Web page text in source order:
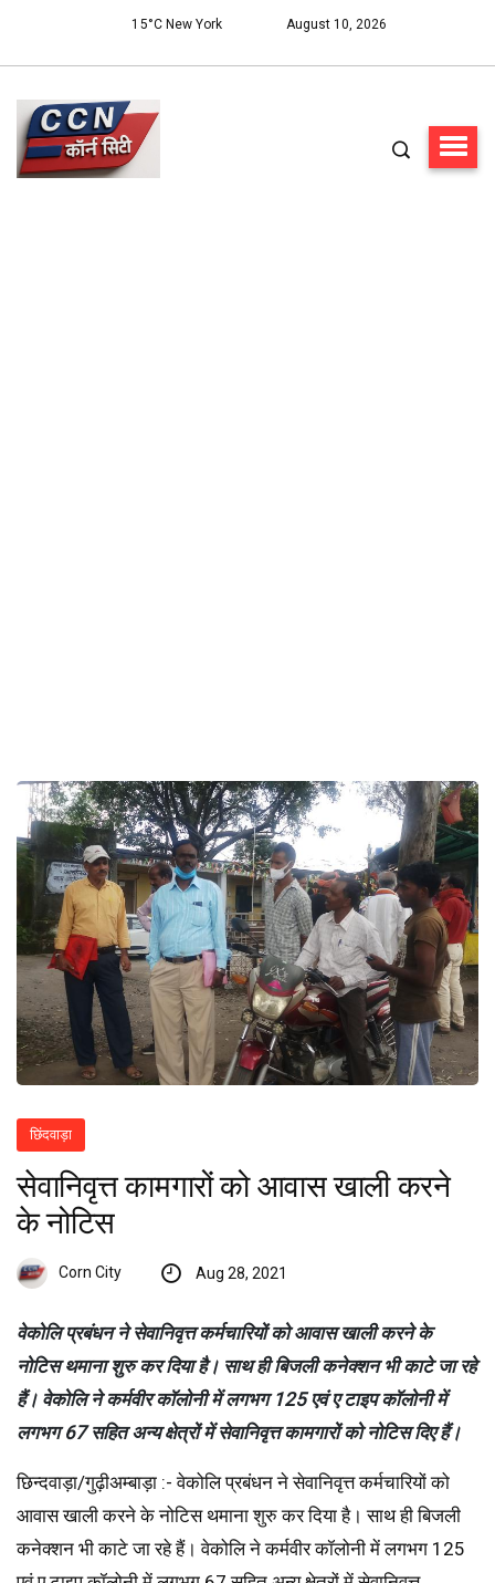
15°C New York August 10, 2026
छिंदवाड़ा
सेवानिवृत्त कामगारों को आवास खाली करने
के नोटिस
Corn City Aug 28, 2021
वेकोलि प्रबंधन ने सेवानिवृत्त कर्मचारियों को आवास खाली करने के
नोटिस थमाना शुरु कर दिया है। साथ ही बिजली कनेक्शन भी काटे जा रहे
हैं। वेकोलि ने कर्मवीर कॉलोनी में लगभग 125 एवं ए टाइप कॉलोनी में
लगभग 67 सहित अन्य क्षेत्रों में सेवानिवृत्त कामगारों को नोटिस दिए हैं।
छिन्दवाड़ा/गुढ़ीअम्बाड़ा :- वेकोलि प्रबंधन ने सेवानिवृत्त कर्मचारियों को
आवास खाली करने के नोटिस थमाना शुरु कर दिया है। साथ ही बिजली
कनेक्शन भी काटे जा रहे हैं। वेकोलि ने कर्मवीर कॉलोनी में लगभग 125